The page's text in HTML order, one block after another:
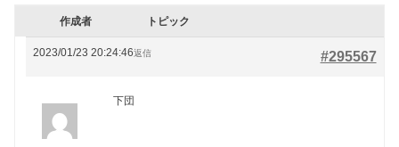
作成者 トピック
2023/01/23 20:24:46 #295567
返信
下団